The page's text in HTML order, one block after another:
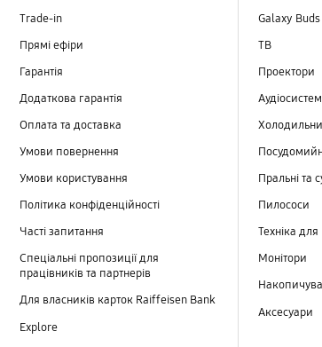
Trade-in
Прямі ефіри
Гарантія
Додаткова гарантія
Оплата та доставка
Умови повернення
Умови користування
Політика конфіденційності
Часті запитання
Спеціальні пропозиції для
працівників та партнерів
Для власників карток Raiffeisen Bank
Explore
Galaxy Buds
TB
Проектори
Пральні та
Пилососи
Техніка для
Монітори
Аксесуари